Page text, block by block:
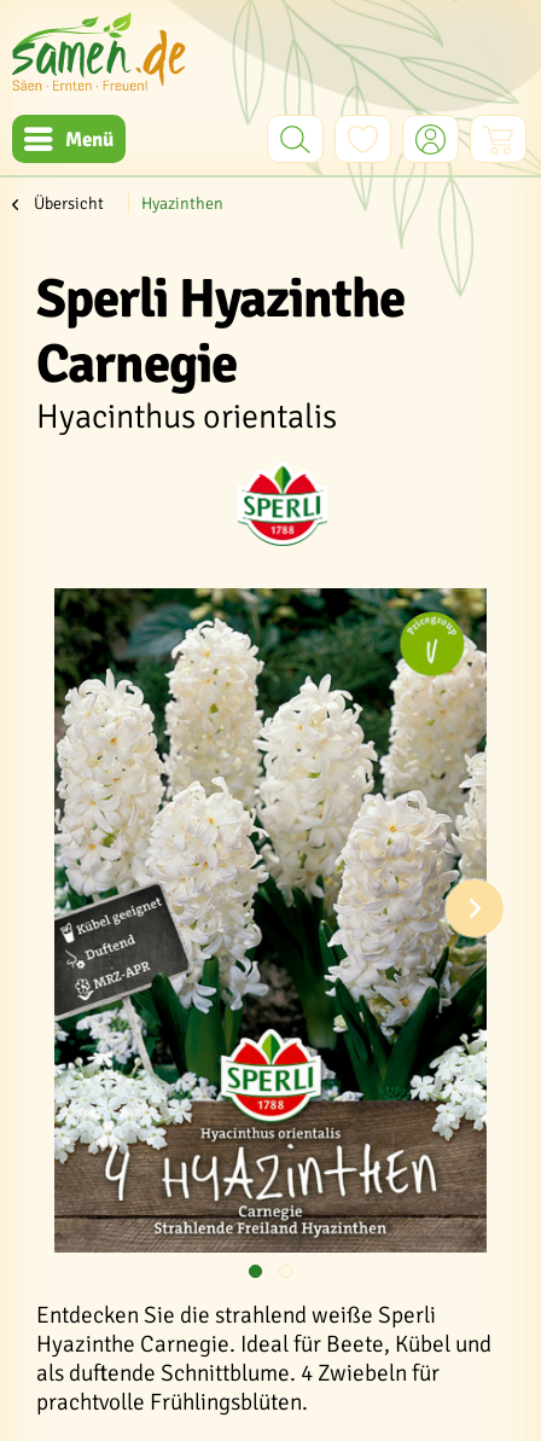
Menü
Übersicht Hyazinthen
Sperli Hyazinthe
Carnegie
Hyacinthus orientalis
Entdecken Sie die strahlend weiße Sperli
Hyazinthe Carnegie. Ideal für Beete, Kübel und
als duftende Schnittblume. 4 Zwiebeln für
prachtvolle Frühlingsblüten.